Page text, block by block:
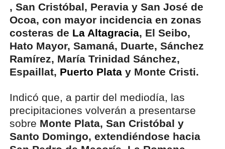
, San Cristóbal, Peravia y San José de
Ocoa, con mayor incidencia en zonas
costeras de La Altagracia, El Seibo,
Hato Mayor, Samaná, Duarte, Sánchez
Ramírez, María Trinidad Sánchez,
Espaillat, Puerto Platay Monte Cristi.
Indicó que, a partir del mediodía, las
precipitaciones volverán a presentarse
sobre Monte Plata, San Cristóbal y
Santo Domingo, extendiéndose hacia